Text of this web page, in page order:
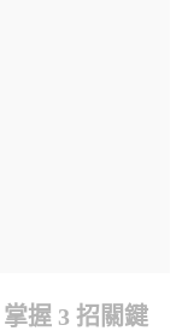
握 3 招關鍵